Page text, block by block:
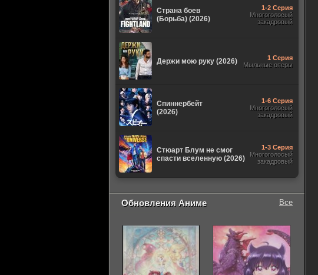
Страна боев
(Борьба) (2026)
1-2 Серия
Многоголосый
закадровый
Держи мою руку (2026)
1 Серия
Мыльные оперы
Спиннербейт
(2026)
1-6 Серия
Многоголосый
закадровый
Стюарт Блум не смог
спасти вселенную (2026)
1-3 Серия
Многоголосый
закадровый
Обновления Аниме Все